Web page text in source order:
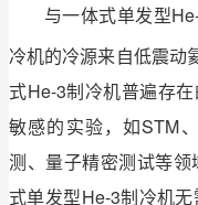
与一体式单发型
冷机的冷源来自低震动
式He-3制冷机普遍存
敏感的实验，如STM
测、量子精密测试等
式单发型He-3制冷机